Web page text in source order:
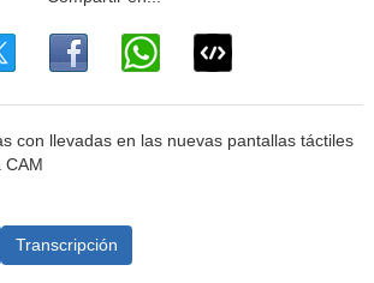
con llevadas en las nuevas pantallas táctiles
CAM
Transcripción